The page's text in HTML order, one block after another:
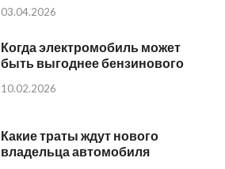
03.04.2026
Когда электромобиль может
быть выгоднее бензинового
10.02.2026
Какие траты ждут нового
владельца автомобиля